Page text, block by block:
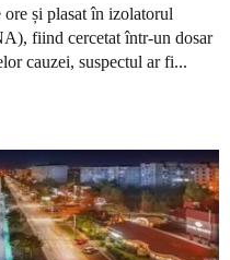
și plasat în izolatorul
fiind cercetat într-un dosar
cauzei, suspectul ar fi...